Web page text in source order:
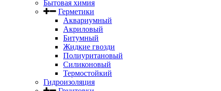
Бытовая химия
Герметики
Аквариумный
Акриловый
Битумный
Жидкие гвозди
Полиуритановый
Силиконовый
Термостойкий
Гидроизоляция